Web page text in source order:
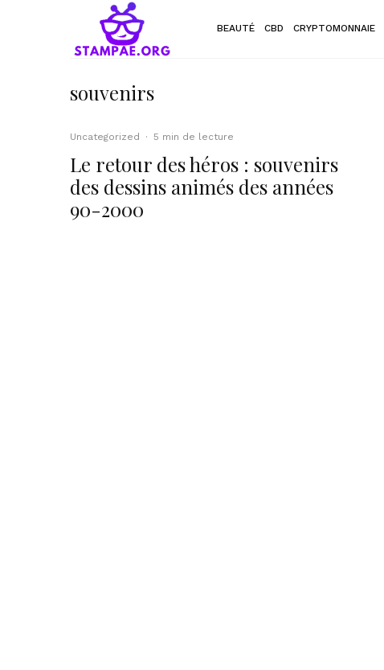
BEAUTÉ CBD CRYPTOMONNAIE
souvenirs
Uncategorized · 5 min de lecture
Le retour des héros : souvenirs
des dessins animés des années
90-2000